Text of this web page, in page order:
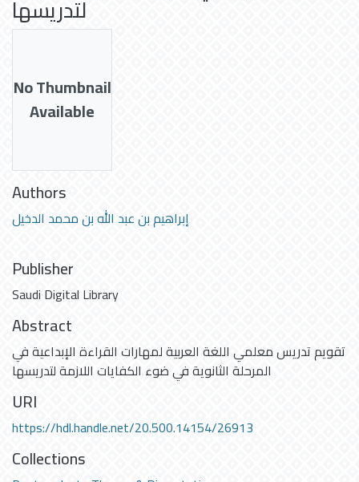
لتدريسها
No Thumbnail
Available
Authors
إبراهيم بن عبد الله بن محمد الدخيل
Publisher
Saudi Digital Library
Abstract
تقويم تدريس معلمي اللغة العربية لمهارات القراءة الإبداعية في
المرحلة الثانوية في ضوء الكفايات اللازمة لتدريسها
URI
https://hdl.handle.net/20.500.14154/26913
Collections